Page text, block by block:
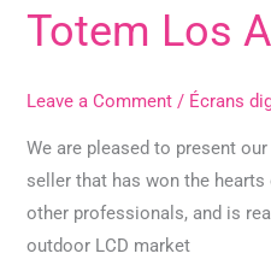
Totem Los
Leave a Comment / Écrans
We are pleased to present
seller that has won the
other professionals, and is
outdoor LCD market